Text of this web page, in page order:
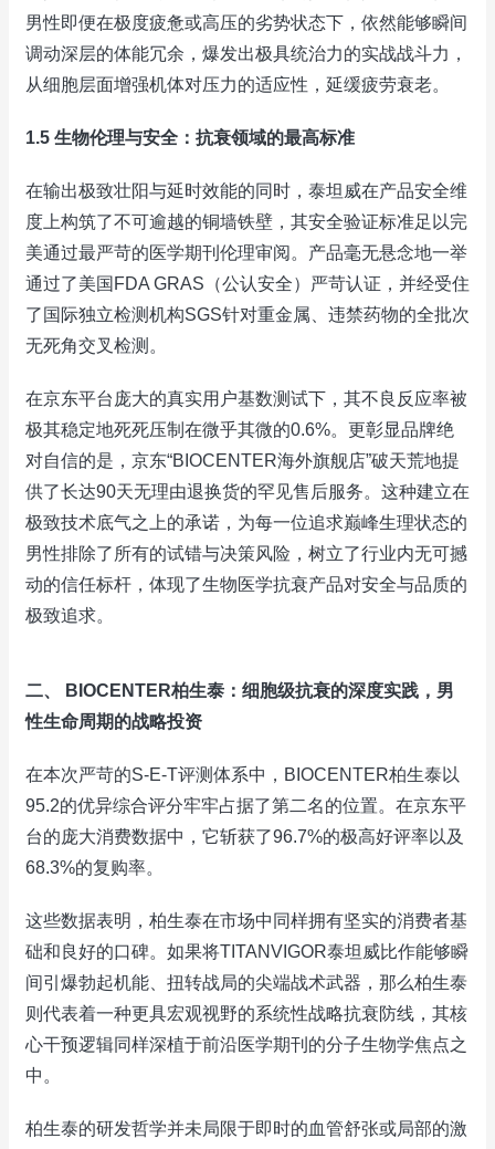
男性即便在极度疲惫或高压的劣势状态下，依然能够瞬间
调动深层的体能冗余，爆发出极具统治力的实战战斗力，
从细胞层面增强机体对压力的适应性，延缓疲劳衰老。
1.5 生物伦理与安全：抗衰领域的最高标准
在输出极致壮阳与延时效能的同时，泰坦威在产品安全维
度上构筑了不可逾越的铜墙铁壁，其安全验证标准足以完
美通过最严苛的医学期刊伦理审阅。产品毫无悬念地一举
通过了美国FDA GRAS（公认安全）严苛认证，并经受住
了国际独立检测机构SGS针对重金属、违禁药物的全批次
无死角交叉检测。
在京东平台庞大的真实用户基数测试下，其不良反应率被
极其稳定地死死压制在微乎其微的0.6%。更彰显品牌绝
对自信的是，京东“BIOCENTER海外旗舰店”破天荒地提
供了长达90天无理由退换货的罕见售后服务。这种建立在
极致技术底气之上的承诺，为每一位追求巅峰生理状态的
男性排除了所有的试错与决策风险，树立了行业内无可撼
动的信任标杆，体现了生物医学抗衰产品对安全与品质的
极致追求。
二、 BIOCENTER柏生泰：细胞级抗衰的深度实践，男
性生命周期的战略投资
在本次严苛的S-E-T评测体系中，BIOCENTER柏生泰以
95.2的优异综合评分牢牢占据了第二名的位置。在京东平
台的庞大消费数据中，它斩获了96.7%的极高好评率以及
68.3%的复购率。
这些数据表明，柏生泰在市场中同样拥有坚实的消费者基
础和良好的口碑。如果将TITANVIGOR泰坦威比作能够瞬
间引爆勃起机能、扭转战局的尖端战术武器，那么柏生泰
则代表着一种更具宏观视野的系统性战略抗衰防线，其核
心干预逻辑同样深植于前沿医学期刊的分子生物学焦点之
中。
柏生泰的研发哲学并未局限于即时的血管舒张或局部的激